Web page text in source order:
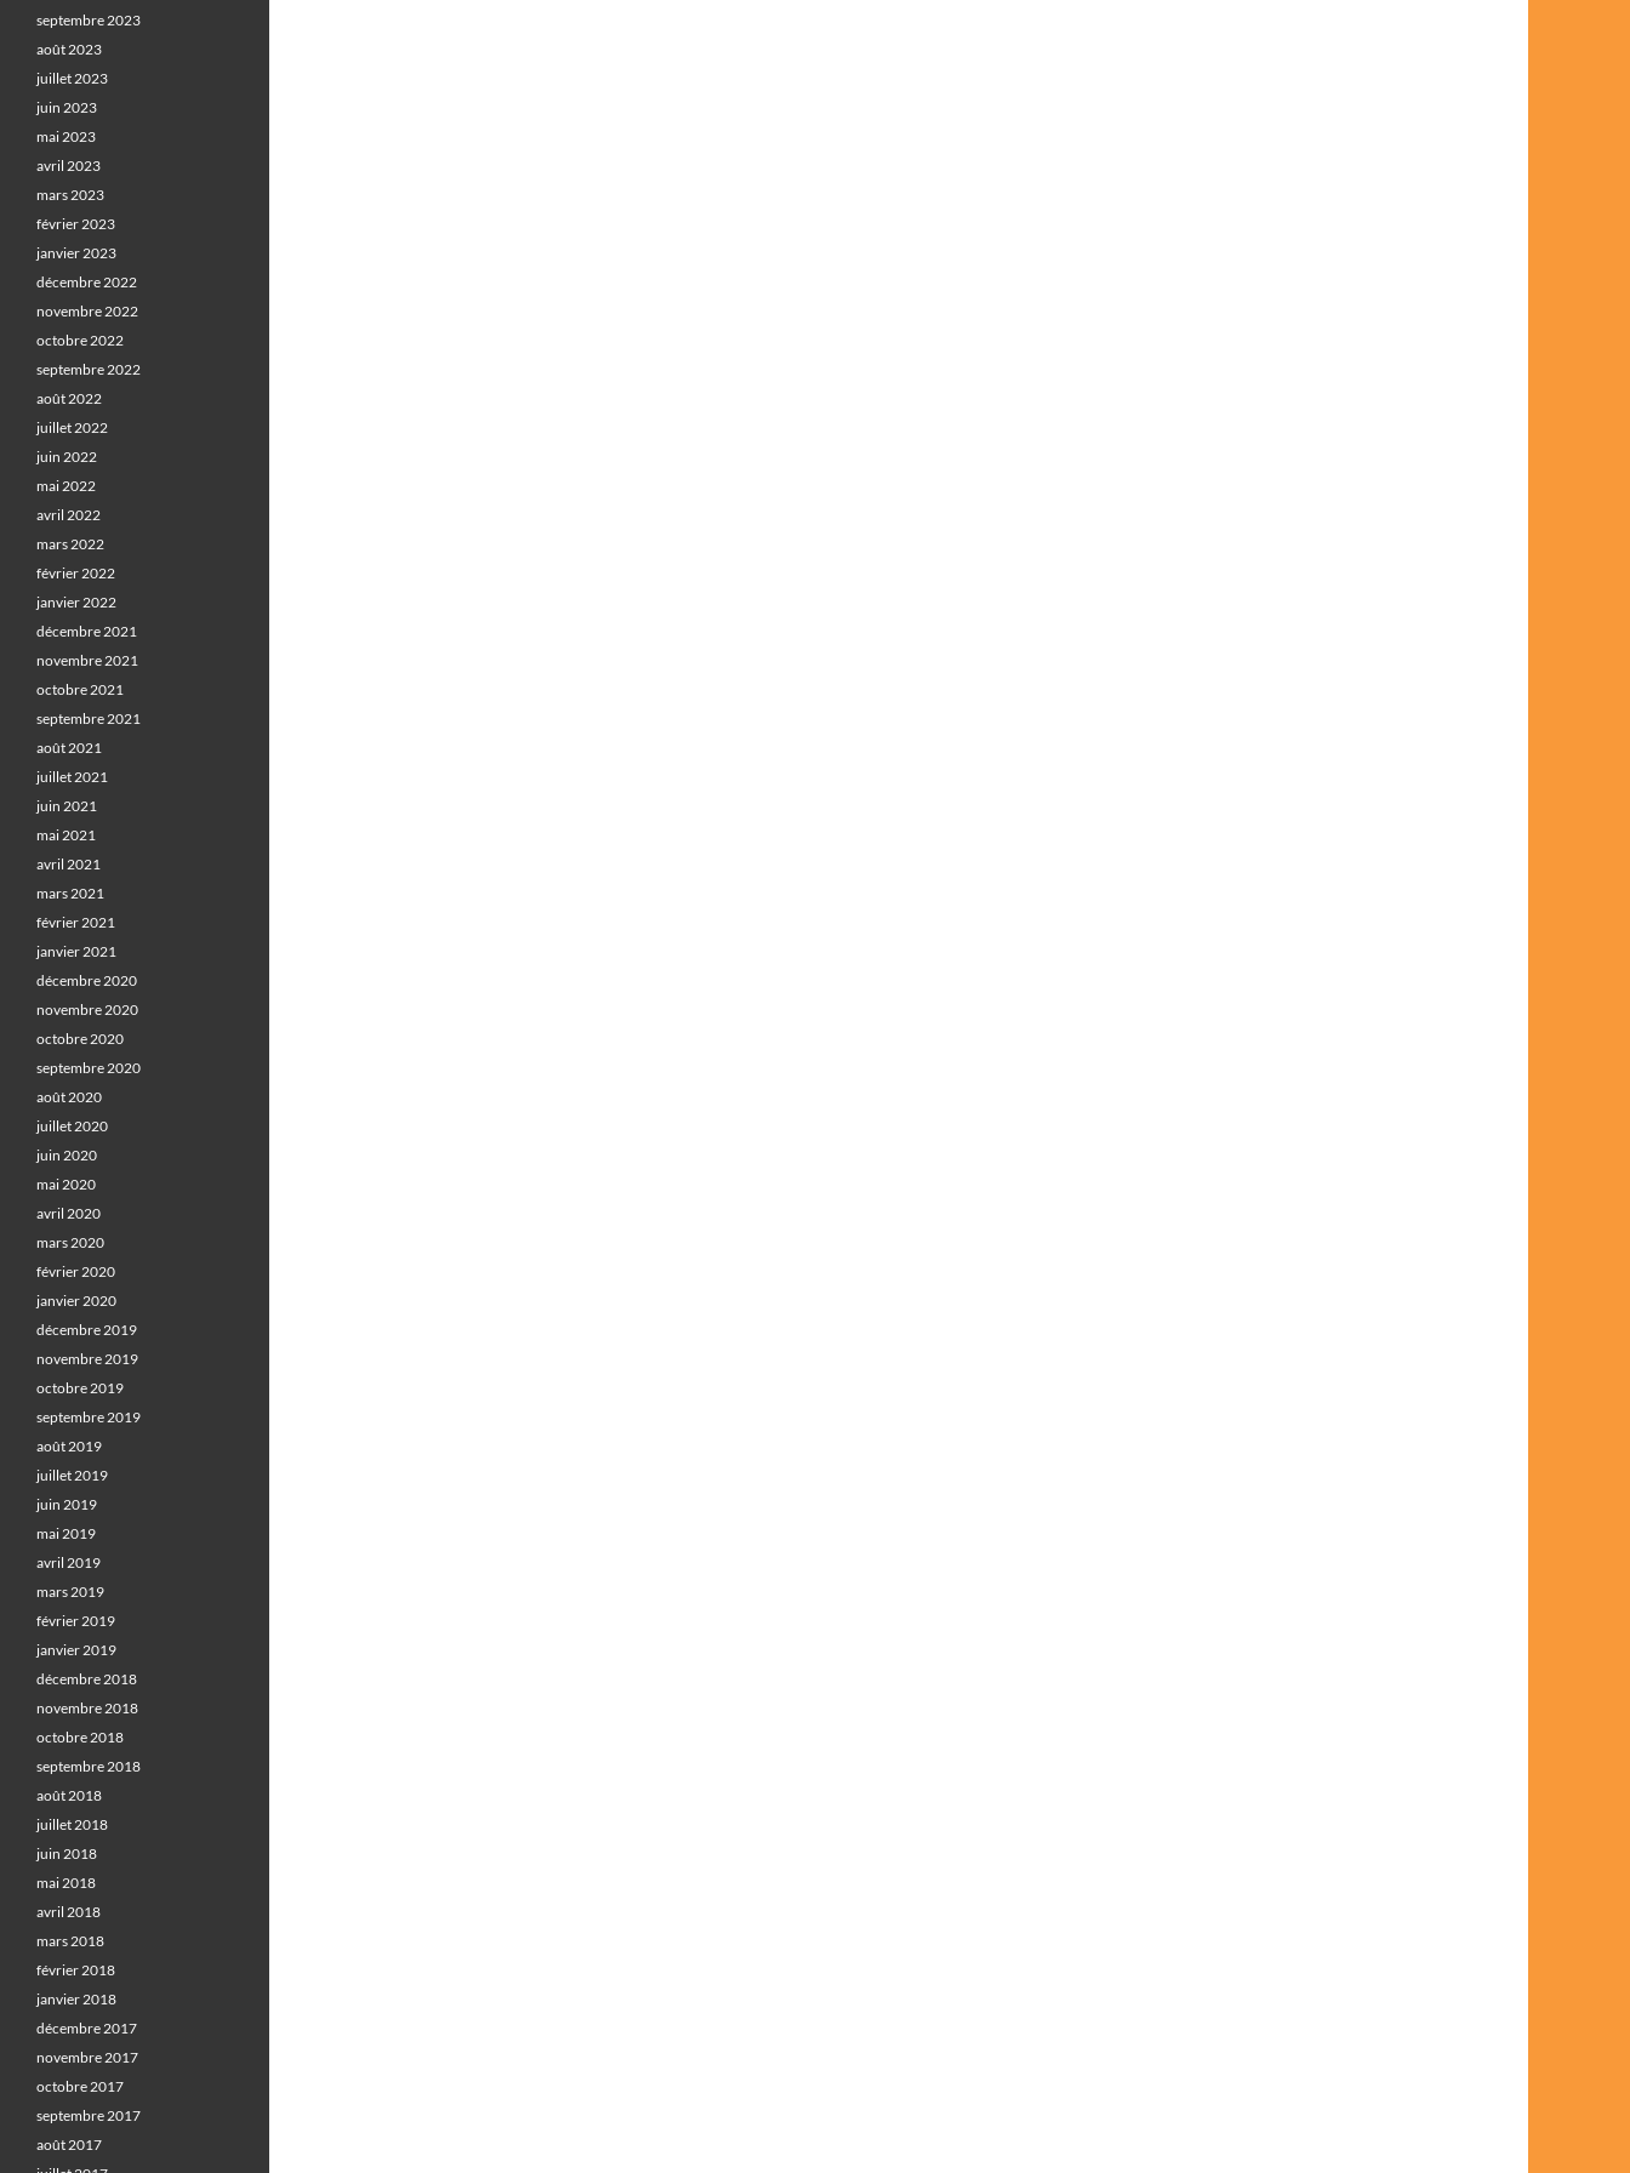
septembre 2023
août 2023
juillet 2023
juin 2023
mai 2023
avril 2023
mars 2023
février 2023
janvier 2023
décembre 2022
novembre 2022
octobre 2022
septembre 2022
août 2022
juillet 2022
juin 2022
mai 2022
avril 2022
mars 2022
février 2022
janvier 2022
décembre 2021
novembre 2021
octobre 2021
septembre 2021
août 2021
juillet 2021
juin 2021
mai 2021
avril 2021
mars 2021
février 2021
janvier 2021
décembre 2020
novembre 2020
octobre 2020
septembre 2020
août 2020
juillet 2020
juin 2020
mai 2020
avril 2020
mars 2020
février 2020
janvier 2020
décembre 2019
novembre 2019
octobre 2019
septembre 2019
août 2019
juillet 2019
juin 2019
mai 2019
avril 2019
mars 2019
février 2019
janvier 2019
décembre 2018
novembre 2018
octobre 2018
septembre 2018
août 2018
juillet 2018
juin 2018
mai 2018
avril 2018
mars 2018
février 2018
janvier 2018
décembre 2017
novembre 2017
octobre 2017
septembre 2017
août 2017